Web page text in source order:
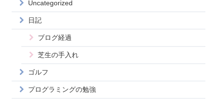
Uncategorized
日記
ブログ経過
芝生の手入れ
ゴルフ
プログラミングの勉強